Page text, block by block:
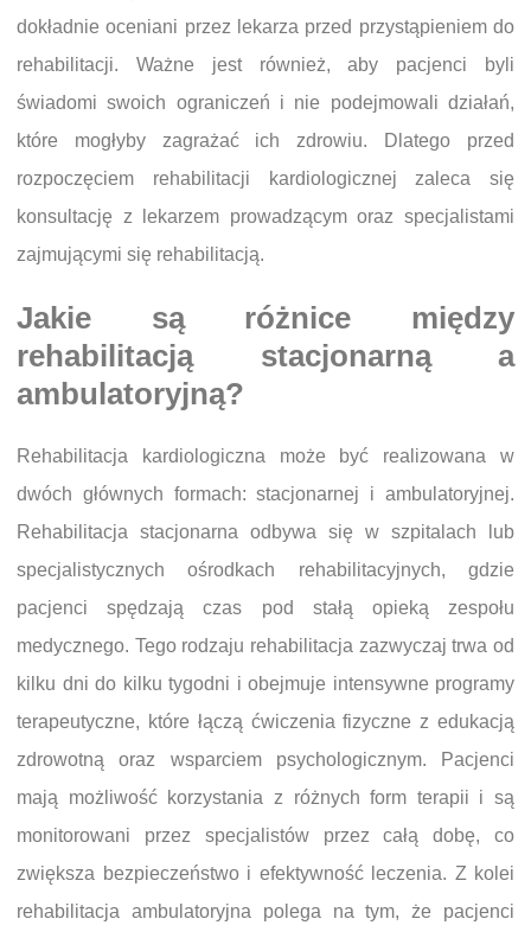
dokładnie oceniani przez lekarza przed przystąpieniem do
rehabilitacji. Ważne jest również, aby pacjenci byli
świadomi swoich ograniczeń i nie podejmowali działań,
które mogłyby zagrażać ich zdrowiu. Dlatego przed
rozpoczęciem rehabilitacji kardiologicznej zaleca się
konsultację z lekarzem prowadzącym oraz specjalistami
zajmującymi się rehabilitacją.
Jakie są różnice między
rehabilitacją stacjonarną a
ambulatoryjną?
Rehabilitacja kardiologiczna może być realizowana w
dwóch głównych formach: stacjonarnej i ambulatoryjnej.
Rehabilitacja stacjonarna odbywa się w szpitalach lub
specjalistycznych ośrodkach rehabilitacyjnych, gdzie
pacjenci spędzają czas pod stałą opieką zespołu
medycznego. Tego rodzaju rehabilitacja zazwyczaj trwa od
kilku dni do kilku tygodni i obejmuje intensywne programy
terapeutyczne, które łączą ćwiczenia fizyczne z edukacją
zdrowotną oraz wsparciem psychologicznym. Pacjenci
mają możliwość korzystania z różnych form terapii i są
monitorowani przez specjalistów przez całą dobę, co
zwiększa bezpieczeństwo i efektywność leczenia. Z kolei
rehabilitacja ambulatoryjna polega na tym, że pacjenci